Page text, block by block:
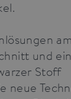
und
Stoff
neue